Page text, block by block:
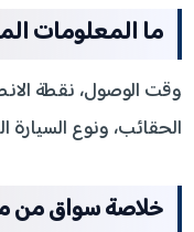
ما المعلومات
وقت الوصول، نقطة
الحقائب، ونوع السيارة
خلاصة سواق من